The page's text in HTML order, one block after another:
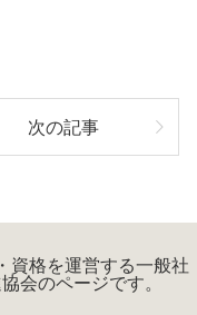
次の記事
資格を運営する一般社
会のページです。